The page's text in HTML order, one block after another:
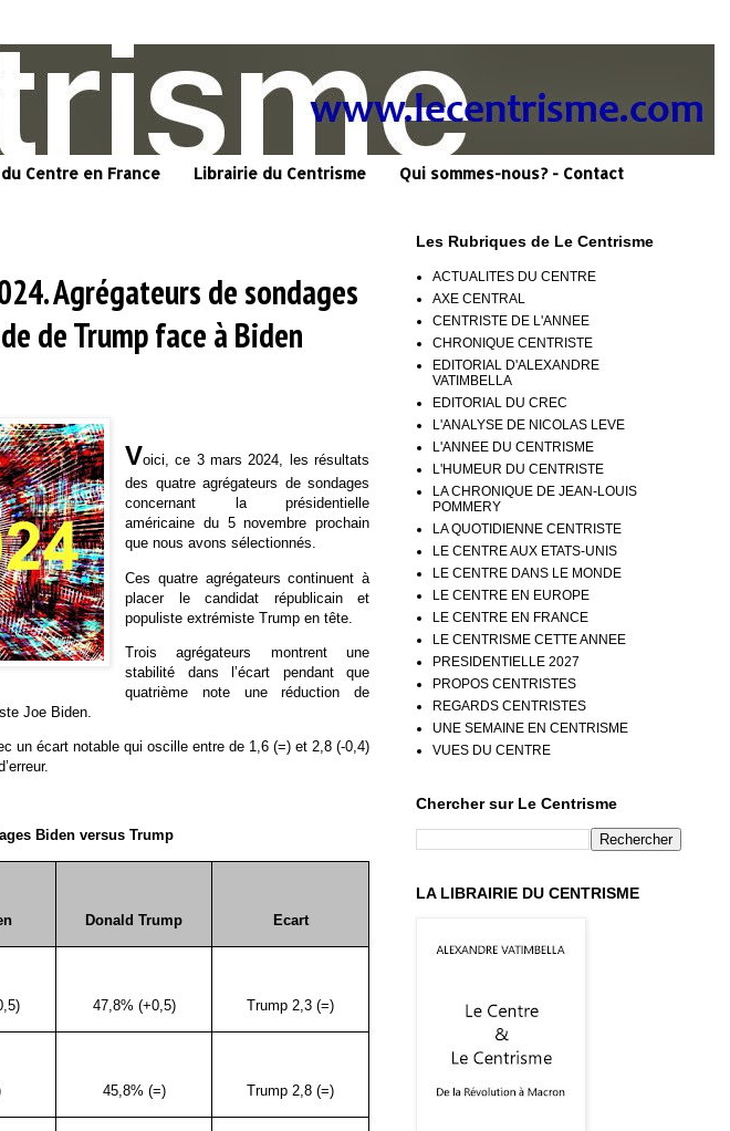
Centre en France Librairie du Centrisme Qui sommes-nous? - Contact
Agrégateurs de sondages
de Trump face à Biden
Voici, ce 3 mars 2024, les résultats
des quatre agrégateurs de sondages
concernant la présidentielle
américaine du 5 novembre prochain
que nous avons sélectionnés.
Ces quatre agrégateurs continuent à
placer le candidat républicain et
populiste extrémiste Trump en tête.
Trois agrégateurs montrent une
stabilité dans l’écart pendant que
quatrième note une réduction de
Joe Biden.
un écart notable qui oscille entre de 1,6 (=) et 2,8 (-0,4)
Biden versus Trump
Donald Trump Ecart
47,8% (+0,5) Trump 2,3 (=)
45,8% (=) Trump 2,8 (=)
Les Rubriques de Le Centrisme
ACTUALITES DU CENTRE
AXE CENTRAL
CENTRISTE DE L'ANNEE
CHRONIQUE CENTRISTE
EDITORIAL D'ALEXANDRE
VATIMBELLA
EDITORIAL DU CREC
L'ANALYSE DE NICOLAS LEVE
L'ANNEE DU CENTRISME
L'HUMEUR DU CENTRISTE
LA CHRONIQUE DE JEAN-LOUIS
POMMERY
LA QUOTIDIENNE CENTRISTE
LE CENTRE AUX ETATS-UNIS
LE CENTRE DANS LE MONDE
LE CENTRE EN EUROPE
LE CENTRE EN FRANCE
LE CENTRISME CETTE ANNEE
PRESIDENTIELLE 2027
PROPOS CENTRISTES
REGARDS CENTRISTES
UNE SEMAINE EN CENTRISME
VUES DU CENTRE
Chercher sur Le Centrisme
LA LIBRAIRIE DU CENTRISME